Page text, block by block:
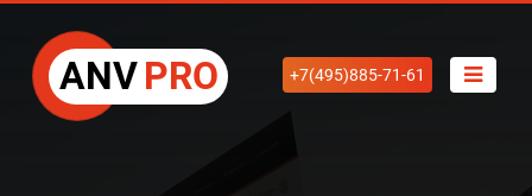
ANVPRO +7(495)885-71-61